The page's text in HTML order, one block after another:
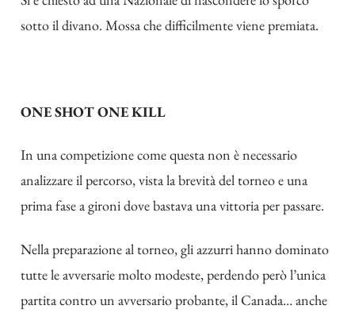
sotto il divano. Mossa che difficilmente viene premiata.
ONE SHOT ONE KILL
In una competizione come questa non è necessario
analizzare il percorso, vista la brevità del torneo e una
prima fase a gironi dove bastava una vittoria per passare.
Nella preparazione al torneo, gli azzurri hanno dominato
tutte le avversarie molto modeste, perdendo però l’unica
partita contro un avversario probante, il Canada… anche